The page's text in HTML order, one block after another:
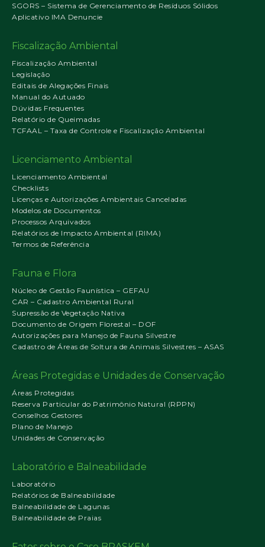
SGORS – Sistema de Gerenciamento de Resíduos Sólidos
Aplicativo IMA Denuncie
Fiscalização Ambiental
Fiscalização Ambiental
Legislação
Editais de Alegações Finais
Manual do Autuado
Dúvidas Frequentes
Relatório de Queimadas
TCFAAL – Taxa de Controle e Fiscalização Ambiental
Licenciamento Ambiental
Licenciamento Ambiental
Checklists
Licenças e Autorizações Ambientais Canceladas
Modelos de Documentos
Processos Arquivados
Relatórios de Impacto Ambiental (RIMA)
Termos de Referência
Fauna e Flora
Núcleo de Gestão Faunística – GEFAU
CAR – Cadastro Ambiental Rural
Supressão de Vegetação Nativa
Documento de Origem Florestal – DOF
Autorizações para Manejo de Fauna Silvestre
Cadastro de Áreas de Soltura de Animais Silvestres – ASAS
Áreas Protegidas e Unidades de Conservação
Áreas Protegidas
Reserva Particular do Patrimônio Natural (RPPN)
Conselhos Gestores
Plano de Manejo
Unidades de Conservação
Laboratório e Balneabilidade
Laboratório
Relatórios de Balneabilidade
Balneabilidade de Lagunas
Balneabilidade de Praias